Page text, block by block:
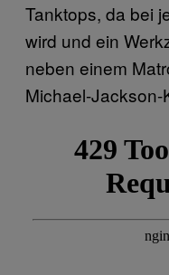
Tanktops, da bei
wird und ein
neben einem
Michael-Jackson-